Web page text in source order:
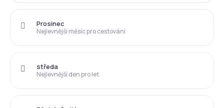
Nejlevnější měsíc pro cestování
Prosinec
Nejlevnější den pro let
středa